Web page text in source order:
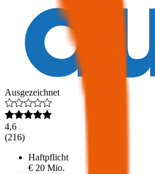
Ausgezeichnet
4,6
(216)
Haftpflicht
€ 20 Mio.